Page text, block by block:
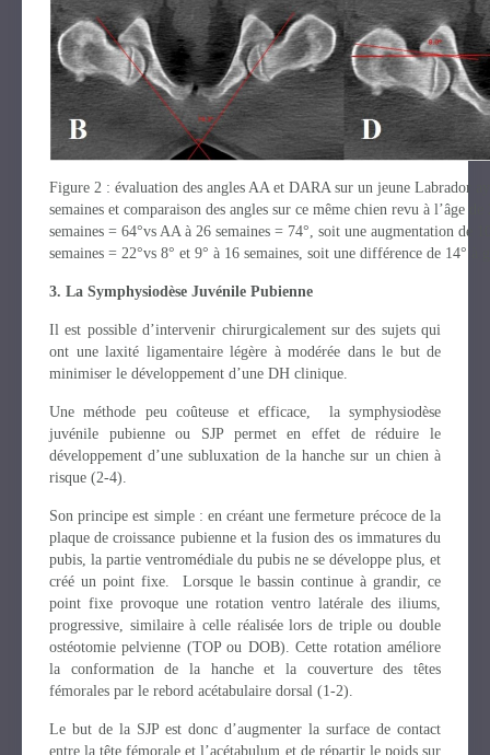
Figure 2 : évaluation des angles AA et DARA sur un jeune Labrador
semaines et comparaison des angles sur ce même chien revu à l’âge
semaines = 64°vs AA à 26 semaines = 74°, soit une augmentation de
semaines = 22°vs 8° et 9° à 16 semaines, soit une différence de 14° à
3. La Symphysiodèse Juvénile Pubienne
Il est possible d’intervenir chirurgicalement sur des sujets qui
ont une laxité ligamentaire légère à modérée dans le but de
minimiser le développement d’une DH clinique.
Une méthode peu coûteuse et efficace, la symphysiodèse
juvénile pubienne ou SJP permet en effet de réduire le
développement d’une subluxation de la hanche sur un chien à
risque (2-4).
Son principe est simple : en créant une fermeture précoce de la
plaque de croissance pubienne et la fusion des os immatures du
pubis, la partie ventromédiale du pubis ne se développe plus, et
créé un point fixe. Lorsque le bassin continue à grandir, ce
point fixe provoque une rotation ventro latérale des iliums,
progressive, similaire à celle réalisée lors de triple ou double
ostéotomie pelvienne (TOP ou DOB). Cette rotation améliore
la conformation de la hanche et la couverture des têtes
fémorales par le rebord acétabulaire dorsal (1-2).
Le but de la SJP est donc d’augmenter la surface de contact
entre la tête fémorale et l’acétabulum et de répartir le poids sur